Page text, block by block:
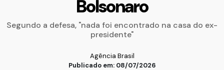
Bolsonaro
Segundo a defesa, "nada foi encontrado na casa do ex-
presidente"
Agência Brasil
Publicado em: 08/07/2026